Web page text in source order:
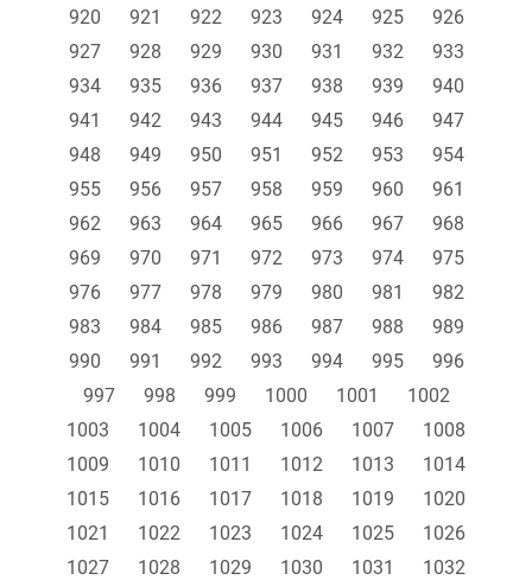
920
921 922 923 924 925
926
927
928 929 930 931 932
933
934
935 936 937 938 939
940
941
942 943 944 945 946
947
948
949 950 951 952 953
954
955
956 957 958 959 960
961
962
963 964 965 966 967
968
969
970 971 972 973 974
975
976
977 978 979 980 981
982
983
984 985 986 987 988
989
990
991 992 993 994 995
996
997
998 999 1000 1001
1002
1003
1004 1005 1006 1007
1008
1009
1010 1011 1012 1013
1014
1015
1016 1017 1018 1019
1020
1021
1022 1023 1024 1025
1026
1027
1028 1029 1030 1031
1032